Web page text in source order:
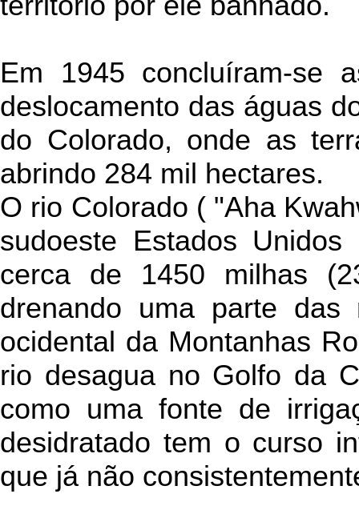
Em 1945 concluíram-se
deslocamento das águas
do Colorado, onde as
abrindo 284 mil hectares.
O rio Colorado ( "Aha
sudoeste Estados
cerca de 1450 milhas
drenando uma parte das
ocidental da Montanhas
rio desagua no Golfo da
como uma fonte de
desidratado tem o curso
que já não